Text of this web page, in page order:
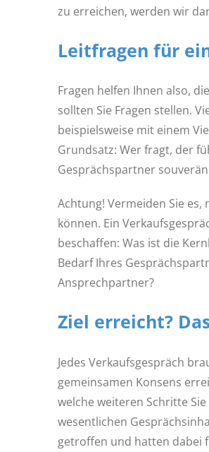
zu erreichen, werden wir
Leitfragen für
Fragen helfen Ihnen also,
sollten Sie Fragen stellen.
beispielsweise mit einem
Grundsatz: Wer fragt, der
Gesprächspartner
Achtung! Vermeiden Sie
können. Ein
beschaffen: Was ist die
Bedarf Ihres
Ansprechpartner?
Ziel erreicht?
Jedes Verkaufsgespräch
gemeinsamen Konsens
welche weiteren Schritte
wesentlichen
getroffen und hatten dabei